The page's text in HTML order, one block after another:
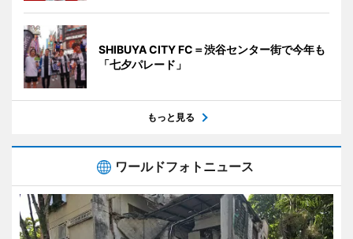
SHIBUYA CITY FC＝渋谷センター街で今年も
「七夕パレード」
もっと見る
ワールドフォトニュース